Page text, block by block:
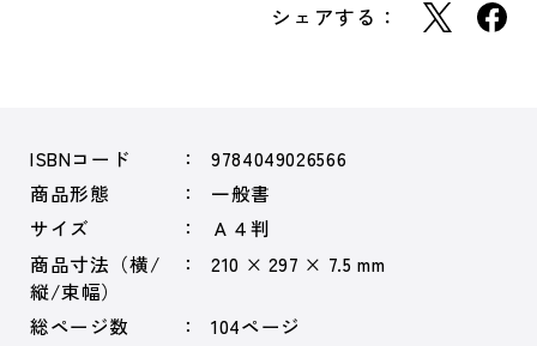
シェアする：
ISBNコード
9784049026566
商品形態
一般書
サイズ
Ａ４判
商品寸法（横/
縦/束幅）
210 × 297 × 7.5 mm
総ページ数 104ページ